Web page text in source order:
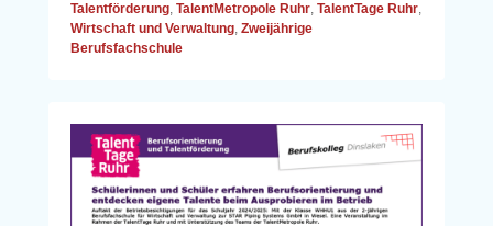
Talentförderung, TalentMetropole Ruhr, TalentTage Ruhr,
Wirtschaft und Verwaltung, Zweijährige
Berufsfachschule